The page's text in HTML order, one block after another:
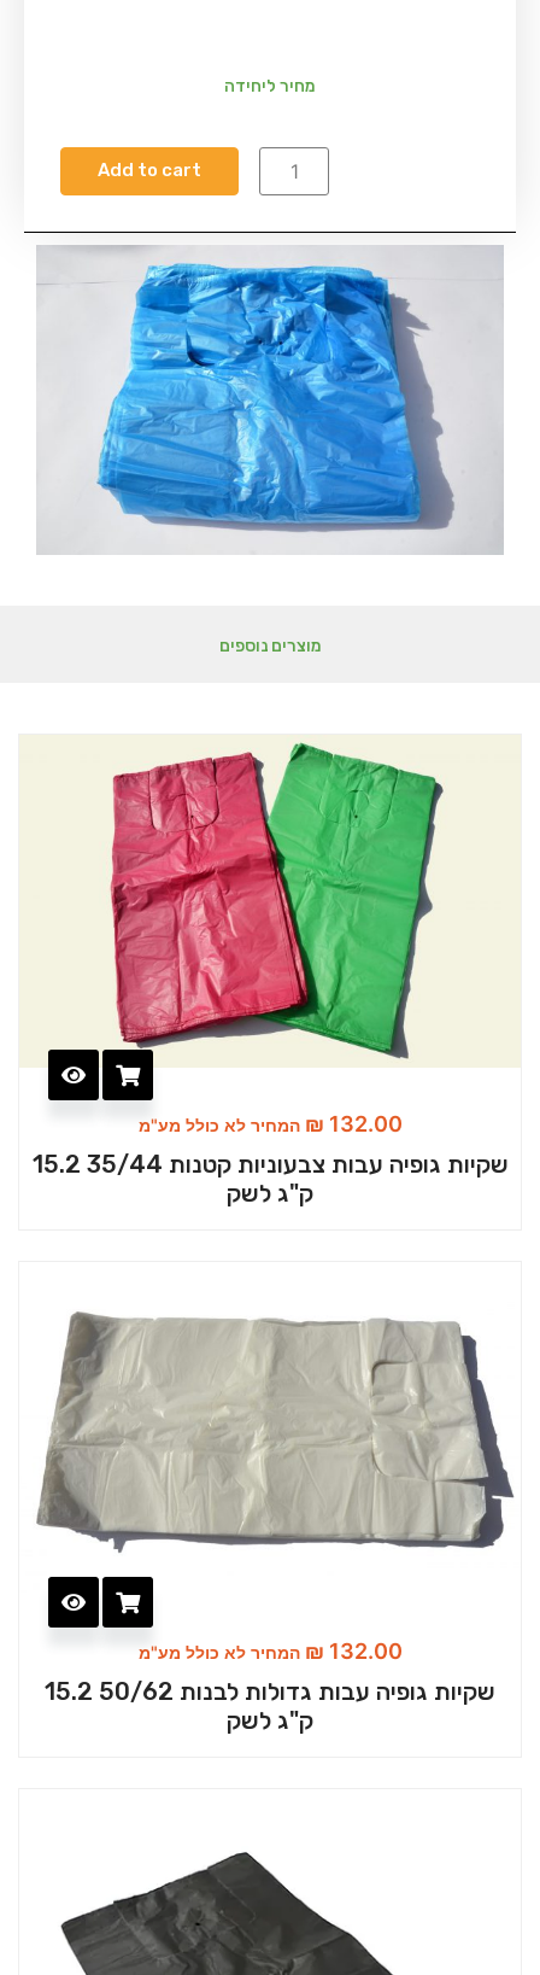
מחיר ליחידה
Add to cart
מוצרים נוספים
₪ 132.00 המחיר לא כולל מע"מ
שקיות גופיה עבות צבעוניות קטנות 35/44 15.2
ק"ג לשק
₪ 132.00 המחיר לא כולל מע"מ
שקיות גופיה עבות גדולות לבנות 50/62 15.2
ק"ג לשק